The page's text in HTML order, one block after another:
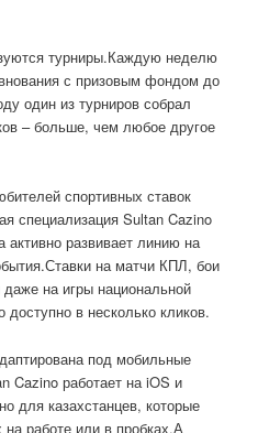
турниры.Каждую неделю
с призовым фондом до
один из турниров собрал
– больше, чем любое другое
спортивных ставок
специализация Sultan Cazino
активно развивает линию на
на матчи КПЛ, бои
на игры национальной
в несколько кликов.
под мобильные
Cazino работает на iOS и
для казахстанцев, которые
работе или в пробках.А